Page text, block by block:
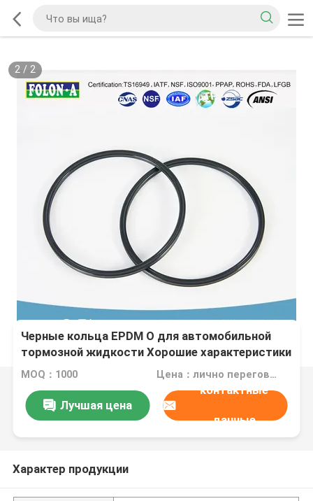
2/ 2
Черные кольца EPDM O для автомобильной
тормозной жидкости Хорошие характеристики
и отличная устойчивость к озону
MOQ：1000 Цена：лично переговорить
Лучшая цена
контактные
данные
Характер продукции